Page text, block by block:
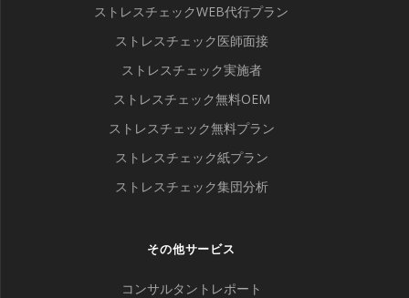
ストレスチェックWEB代行プラン
ストレスチェック医師面接
ストレスチェック実施者
ストレスチェック無料OEM
ストレスチェック無料プラン
ストレスチェック紙プラン
ストレスチェック集団分析
その他サービス
コンサルタントレポート